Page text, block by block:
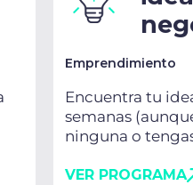
Emprendimiento
Encuentra tu
semanas
ninguna o
VER PROGRAMA